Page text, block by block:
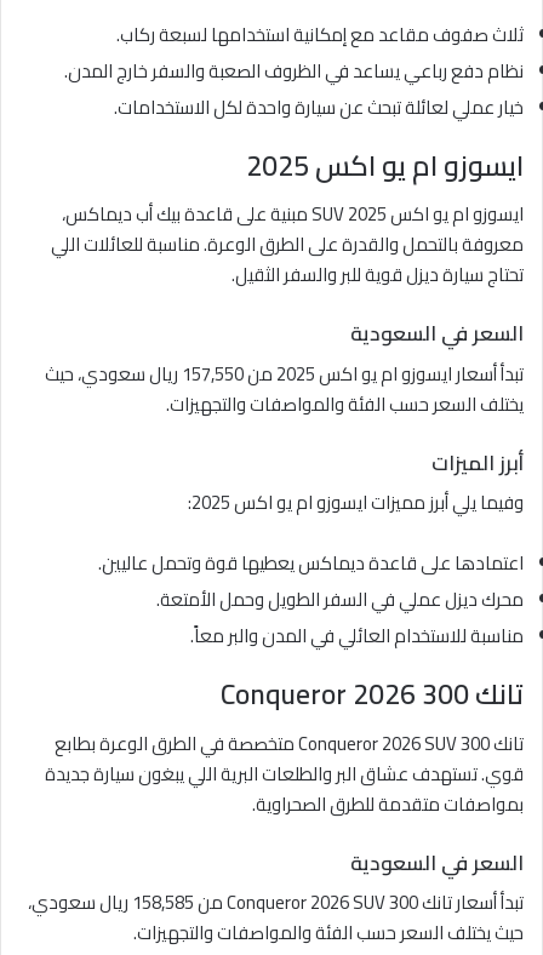
ثلاث صفوف مقاعد مع إمكانية استخدامها لسبعة ركاب.
نظام دفع رباعي يساعد في الظروف الصعبة والسفر خارج المدن.
خيار عملي لعائلة تبحث عن سيارة واحدة لكل الاستخدامات.
ايسوزو ام يو اكس 2025
ايسوزو ام يو اكس 2025 SUV مبنية على قاعدة بيك أب ديماكس،
معروفة بالتحمل والقدرة على الطرق الوعرة. مناسبة للعائلات اللي
تحتاج سيارة ديزل قوية للبر والسفر الثقيل.
السعر في السعودية
تبدأ أسعار ايسوزو ام يو اكس 2025 من 157,550 ريال سعودي، حيث
يختلف السعر حسب الفئة والمواصفات والتجهيزات.
أبرز الميزات
وفيما يلي أبرز مميزات ايسوزو ام يو اكس 2025:
اعتمادها على قاعدة ديماكس يعطيها قوة وتحمل عاليين.
محرك ديزل عملي في السفر الطويل وحمل الأمتعة.
مناسبة للاستخدام العائلي في المدن والبر معاً.
تانك 300 Conqueror 2026
تانك 300 Conqueror 2026 SUV متخصصة في الطرق الوعرة بطابع
قوي. تستهدف عشاق البر والطلعات البرية اللي يبغون سيارة جديدة
بمواصفات متقدمة للطرق الصحراوية.
السعر في السعودية
تبدأ أسعار تانك 300 Conqueror 2026 SUV من 158,585 ريال سعودي،
حيث يختلف السعر حسب الفئة والمواصفات والتجهيزات.